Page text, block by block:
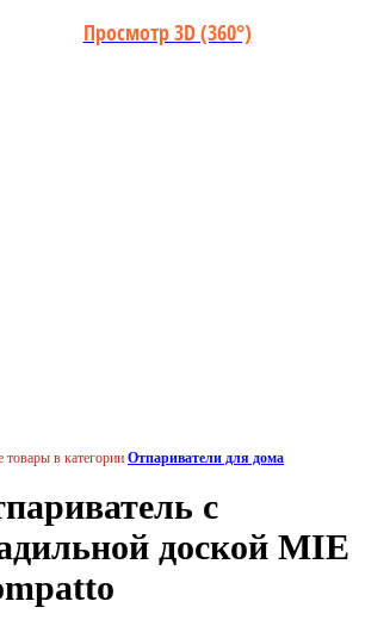
Просмотр 3D (360°)
товары в категории Отпариватели для дома
с
доской MIE